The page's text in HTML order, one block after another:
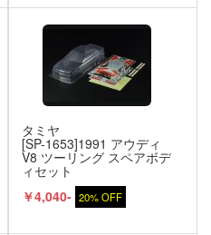
タミヤ
[SP-1653]1991 アウディ
V8 ツーリング スペアボデ
ィセット
￥4,040- 20% OFF